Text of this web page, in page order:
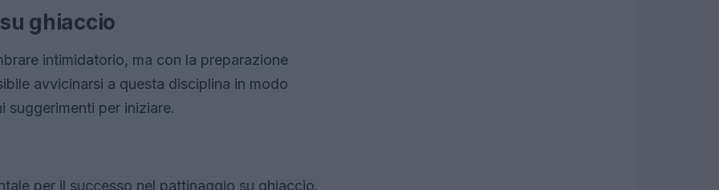
ghiaccio
intimidatorio, ma con la preparazione
avvicinarsi a questa disciplina in modo
per iniziare.
per il successo nel pattinaggio su ghiaccio.